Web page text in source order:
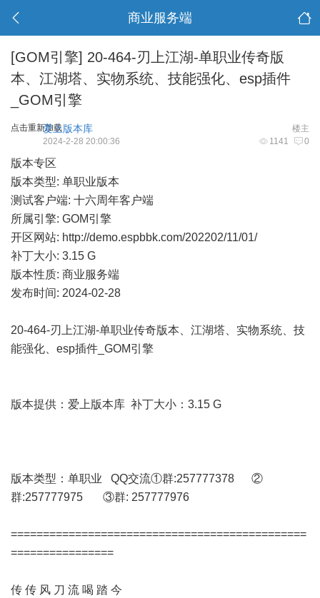
商业服务端
[GOM引擎] 20-464-刃上江湖-单职业传奇版
本、江湖塔、实物系统、技能强化、esp插件
_GOM引擎
点击重新加载 楼主
爱上版本库
1141 0
2024-2-28 20:00:36
版本专区
版本类型: 单职业版本
测试客户端: 十六周年客户端
所属引擎: GOM引擎
开区网站: http://demo.espbbk.com/202202/11/01/
补丁大小: 3.15 G
版本性质: 商业服务端
发布时间: 2024-02-28
20-464-刃上江湖-单职业传奇版本、江湖塔、实物系统、技
能强化、esp插件_GOM引擎
版本提供：爱上版本库 补丁大小：3.15 G
版本类型：单职业 QQ交流①群:257777378 ②
群:257777975 ③群: 257777976
==============================================
================
传 传 风 刀 流 喝 踏 今